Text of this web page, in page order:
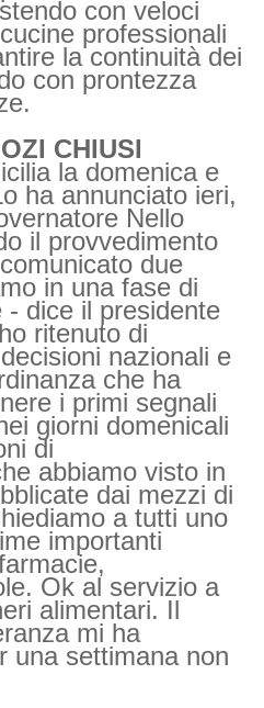
con veloci
professionali
la continuità dei
con prontezza
CHIUSI
la domenica e
ha annunciato ieri,
Nello
il provvedimento
due
in una fase di
- dice il presidente
ritenuto di
nazionali e
che ha
i primi segnali
giorni domenicali
di
abbiamo visto in
dai mezzi di
a tutti uno
importanti
Ok al servizio a
alimentari. Il
mi ha
una settimana non